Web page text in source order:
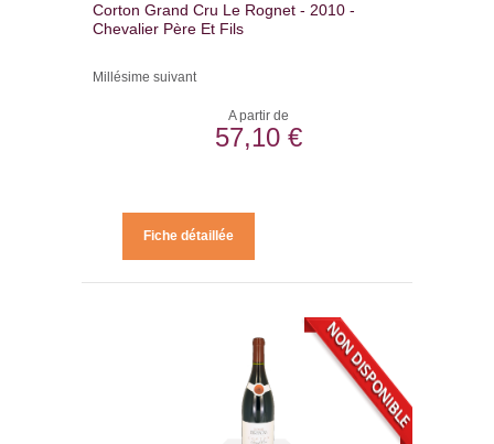
Corton Grand Cru Le Rognet - 2010 -
Chevalier Père Et Fils
Millésime suivant
A partir de
57,10 €
Fiche détaillée